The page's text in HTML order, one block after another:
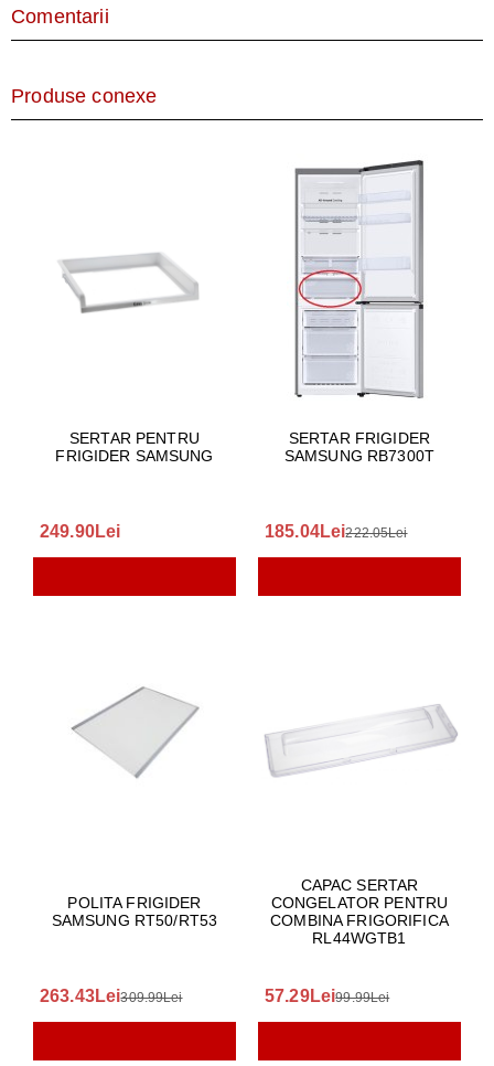
Comentarii
Produse conexe
SERTAR PENTRU
FRIGIDER SAMSUNG
249.90Lei
SERTAR FRIGIDER
SAMSUNG RB7300T
185.04Lei222.05Lei
POLITA FRIGIDER
SAMSUNG RT50/RT53
263.43Lei309.99Lei
CAPAC SERTAR
CONGELATOR PENTRU
COMBINA FRIGORIFICA
RL44WGTB1
57.29Lei99.99Lei